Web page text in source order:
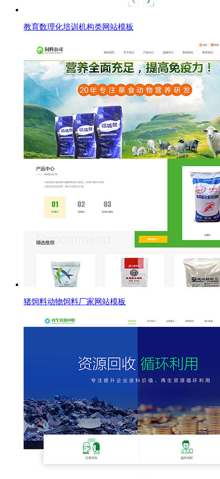
教育数理化培训机构类网站模板
猪饲料动物饲料厂家网站模板